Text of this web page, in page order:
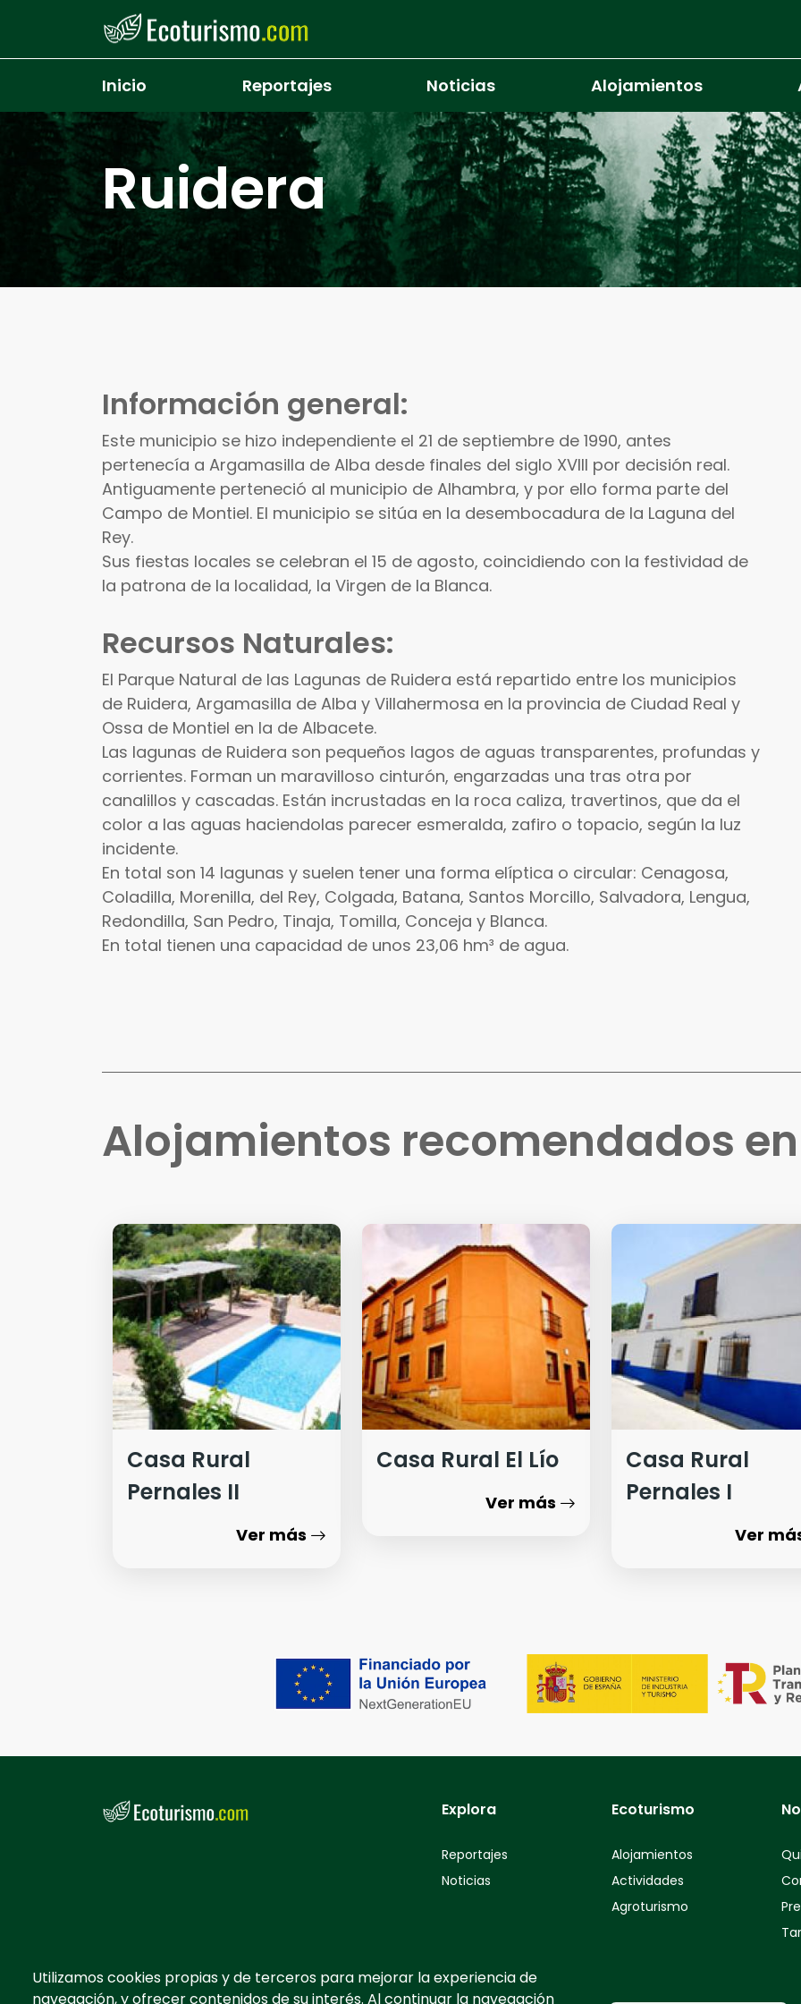
Pasar al contenido principal
Inicio Reportajes Noticias Alojamientos
Ruidera
Información general:
Este municipio se hizo independiente el 21 de septiembre de 1990, antes
pertenecía a Argamasilla de Alba desde finales del siglo XVIII por decisión real.
Antiguamente perteneció al municipio de Alhambra, y por ello forma parte del
Campo de Montiel. El municipio se sitúa en la desembocadura de la Laguna del
Rey.
Sus fiestas locales se celebran el 15 de agosto, coincidiendo con la festividad de
la patrona de la localidad, la Virgen de la Blanca.
Recursos Naturales:
El Parque Natural de las Lagunas de Ruidera está repartido entre los municipios
de Ruidera, Argamasilla de Alba y Villahermosa en la provincia de Ciudad Real y
Ossa de Montiel en la de Albacete.
Las lagunas de Ruidera son pequeños lagos de aguas transparentes, profundas y
corrientes. Forman un maravilloso cinturón, engarzadas una tras otra por
canalillos y cascadas. Están incrustadas en la roca caliza, travertinos, que da el
color a las aguas haciendolas parecer esmeralda, zafiro o topacio, según la luz
incidente.
En total son 14 lagunas y suelen tener una forma elíptica o circular: Cenagosa,
Coladilla, Morenilla, del Rey, Colgada, Batana, Santos Morcillo, Salvadora, Lengua,
Redondilla, San Pedro, Tinaja, Tomilla, Conceja y Blanca.
En total tienen una capacidad de unos 23,06 hm³ de agua.
Alojamientos recomendados
Casa Rural
Pernales II
Ver más
Casa Rural El Lío
Ver más
Casa Rural
Pernales I
Ver
Utilizamos cookies propias y de terceros para mejorar la experiencia de
navegación, y ofrecer contenidos de su interés. Al continuar la navegación
Explora
Reportajes
Noticias
Ecoturismo
Alojamientos
Actividades
Agroturismo